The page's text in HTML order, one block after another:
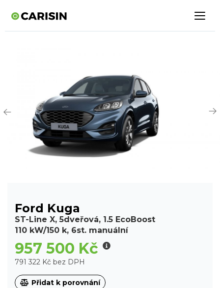
Ford Kuga
ST-Line X, 5dveřová, 1.5 EcoBoost
110 kW/150 k, 6st. manuální
957 500 Kč
791 322 Kč bez DPH
Přidat k porovnání